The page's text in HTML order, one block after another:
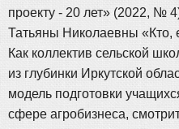
проекту - 20 лет» (2022, №
Татьяны Николаевны
Как коллектив сельской
из глубинки Иркутской
модель подготовки
сфере агробизнеса,